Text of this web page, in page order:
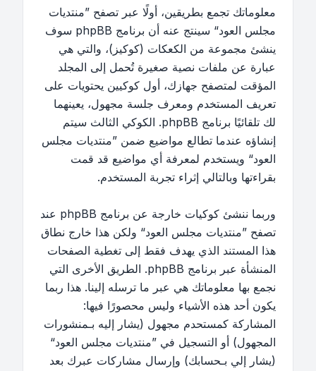
معلوماتك تجمع بطريقين، أولًا عبر تصفح ”منتديات
مجلس العود“ سينتج عنه أن برنامج phpBB سوف
ينشئ مجموعة من الكعكات (كوكيز)، والتي هي
عبارة عن ملفات نصية صغيرة تُحمل إلى المجلد
المؤقت لمتصفح جهازك، أول كوكيين يحتويات على
تعريف المستخدم ومعرف جلسة مجهول، يعينهما
لك تلقائيًا برنامج phpBB. الكوكي الثالث سيتم
إنشاؤه عندما تطالع مواضيع ضمن ”منتديات مجلس
العود“ ويستخدم لمعرفة أي مواضيع قد قمت
بقراءتها وبالتالي إثراء تجربة المستخدم.
وربما ننشئ كوكيات خارجة عن برنامج phpBB عند
تصفح ”منتديات مجلس العود“ ولكن هذا خارج نطاق
هذا المستند الذي يهدف فقط إلى تغطية الصفحات
المنشأة عبر برنامج phpBB. الطريق الأخرى التي
نجمع بها معلوماتك هي عبر ما ترسله إلينا. هذا ربما
يكون أحد هذه الأشياء وليس محصورًا فيها:
المشاركة كمستحدم مجهول (يشار إليه بـمنشورات
المجهول) أو التسجيل في ”منتديات مجلس العود“
(يشار إلي بـحسابك) وإرسال مشاركات عبرك بعد